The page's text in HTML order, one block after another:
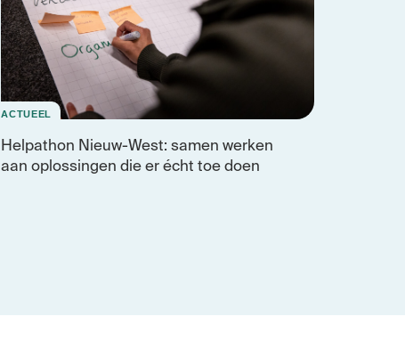
ACTUEEL
Helpathon Nieuw-West: samen werken
aan oplossingen die er écht toe doen